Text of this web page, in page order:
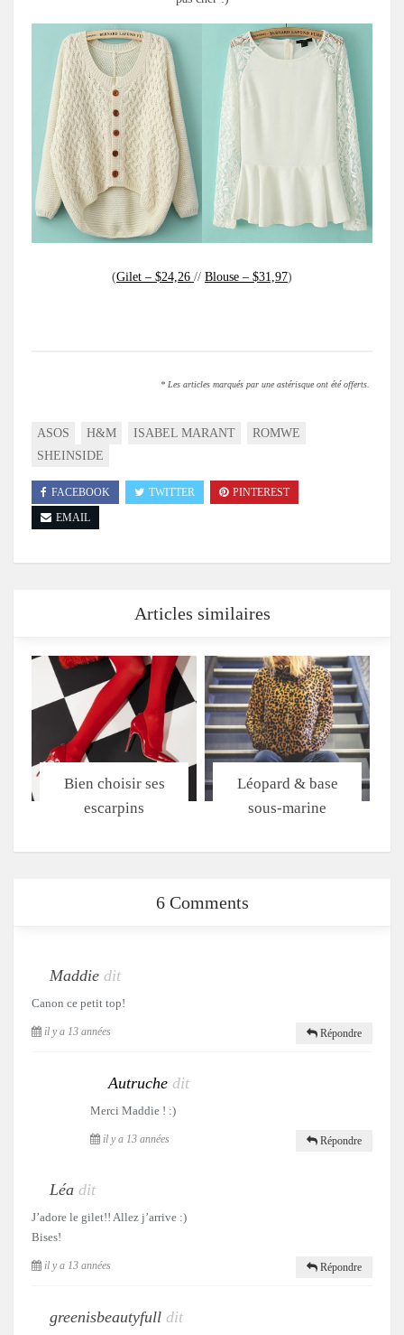
(Gilet – $24,26 // Blouse – $31,97)
* Les articles marqués par une astérisque ont été offerts.
ASOS H&M ISABEL MARANT
ROMWE
SHEINSIDE
FACEBOOK TWITTER
PINTEREST
EMAIL
Articles similaires
Bien choisir ses
escarpins
Léopard & base
sous-marine
6 Comments
Maddie dit
Canon ce petit top!
il y a 13 années Répondre
Autruche dit
Merci Maddie ! :)
il y a 13 années Répondre
Léa dit
J’adore le gilet!! Allez j’arrive :)
Bises!
il y a 13 années Répondre
greenisbeautyfull dit